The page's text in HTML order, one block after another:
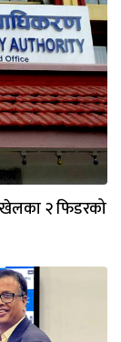
२ फिडरको